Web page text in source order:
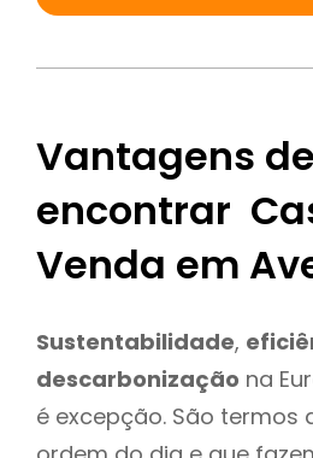
Vantagens de
encontrar
Venda em
Sustentabilidade,
descarbonização na
é excepção. São termos